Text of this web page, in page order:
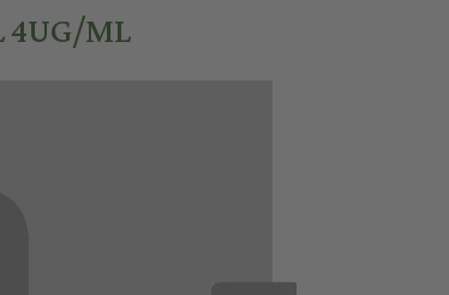
4UG/ML